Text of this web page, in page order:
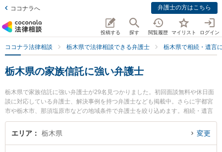
ココナラへ 弁護士の方はこちら
投稿する 探す 閲覧履歴 マイリスト ログイン
ココナラ法律相談 栃木県で法律相談できる弁護士 栃木県で相続・遺言
栃木県の家族信託に強い弁護士
栃木県で家族信託に強い弁護士が29名見つかりました。初回面談無料や休日面
談に対応している弁護士、解決事例を持つ弁護士なども掲載中。さらに宇都宮
市や栃木市、那須塩原市などの地域条件で弁護士を絞り込めます。相続・遺言
に関係する家族間の相続トラブルや認知症の相続、遺産分割等の細かな分野で
の絞り込み検索もでき便利です。特に弁護士法人ALG＆Associates 宇都宮法律
エリア 栃木県 変更